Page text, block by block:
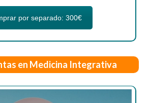
por separado: 300€
en Medicina Integrativa